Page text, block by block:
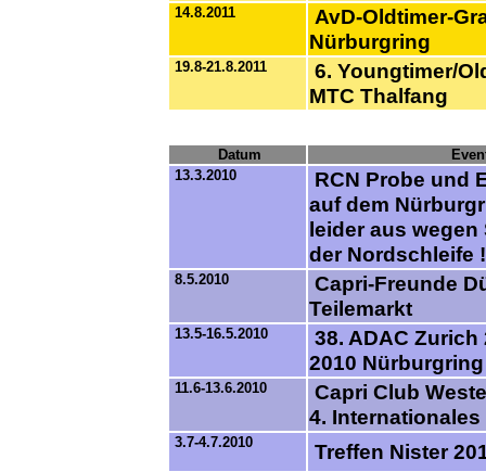
14.8.2011
AvD-Oldtimer-
Nürburgring
19.8-21.8.2011
6. Youngtimer/
MTC Thalfang
Datum
13.3.2010
RCN Probe und
auf dem
leider aus wegen
der Nordschleife
8.5.2010
Capri-Freunde
Teilemarkt
13.5-16.5.2010
38. ADAC Zurich
2010 Nürburgring
11.6-13.6.2010
Capri Club
4. Internationales
3.7-4.7.2010 Treffen Nister